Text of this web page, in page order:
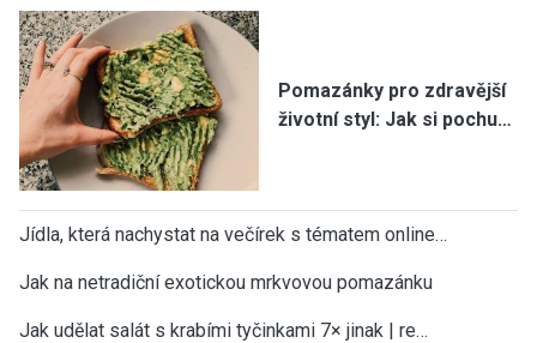
Pomazánky pro zdravější
životní styl: Jak si pochu…
Jídla, která nachystat na večírek s tématem online…
Jak na netradiční exotickou mrkvovou pomazánku
Jak udělat salát s krabími tyčinkami 7× jinak | re…